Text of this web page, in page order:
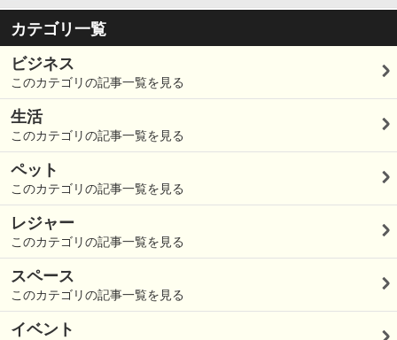
カテゴリ一覧
ビジネス
このカテゴリの記事一覧を見る
生活
このカテゴリの記事一覧を見る
ペット
このカテゴリの記事一覧を見る
レジャー
このカテゴリの記事一覧を見る
スペース
このカテゴリの記事一覧を見る
イベント